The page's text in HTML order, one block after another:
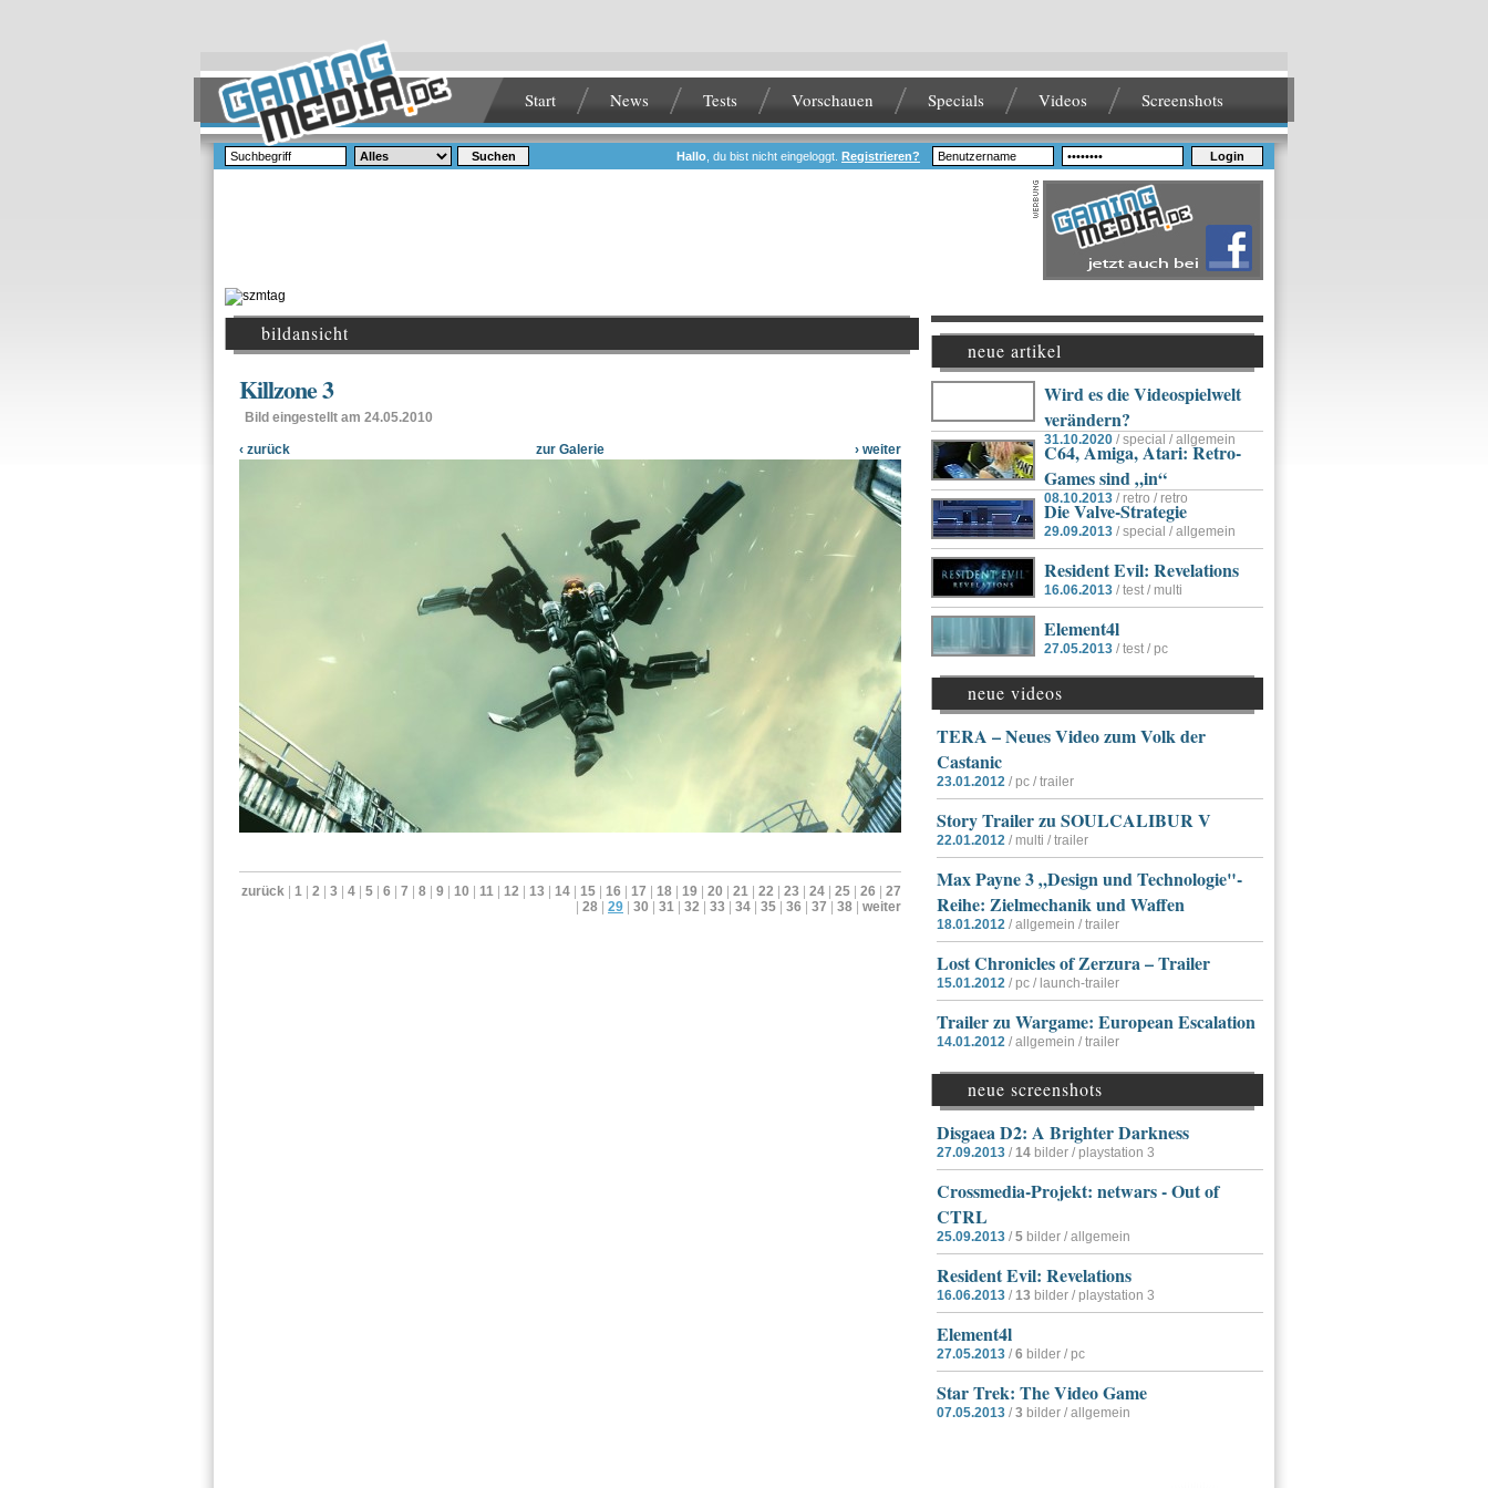
Start News Tests Vorschauen Specials Videos Screenshots
Suchen Hallo , du bist nicht eingeloggt. Registrieren? Login
bildansicht
Killzone 3
Bild eingestellt am 24.05.2010
‹ zurück › weiter
zur Galerie
zurück 1 2 3 4 5 6 7 8 9 10 11 12 13 14 15 16 17 18 19 20 21 22 23 24 25 26
27
28 29 30 31 32 33 34 35 36 37 38 weiter
neue artikel
Wird es die Videospielwelt
verändern?
31.10.2020 / special / allgemein
C64, Amiga, Atari: Retro-
Games sind „in“
08.10.2013 / retro / retro
Die Valve-Strategie
29.09.2013 / special / allgemein
Resident Evil: Revelations
16.06.2013 / test / multi
Element4l
27.05.2013 / test / pc
neue videos
TERA – Neues Video zum Volk der
Castanic
23.01.2012 / pc / trailer
Story Trailer zu SOULCALIBUR V
22.01.2012 / multi / trailer
Max Payne 3 „Design und Technologie"-
Reihe: Zielmechanik und Waffen
18.01.2012 / allgemein / trailer
Lost Chronicles of Zerzura – Trailer
15.01.2012 / pc / launch-trailer
Trailer zu Wargame: European Escalation
14.01.2012 / allgemein / trailer
neue screenshots
Disgaea D2: A Brighter Darkness
27.09.2013 / 14 bilder / playstation 3
Crossmedia-Projekt: netwars - Out of
CTRL
25.09.2013 / 5 bilder / allgemein
Resident Evil: Revelations
16.06.2013 / 13 bilder / playstation 3
Element4l
27.05.2013 / 6 bilder / pc
Star Trek: The Video Game
07.05.2013 / 3 bilder / allgemein